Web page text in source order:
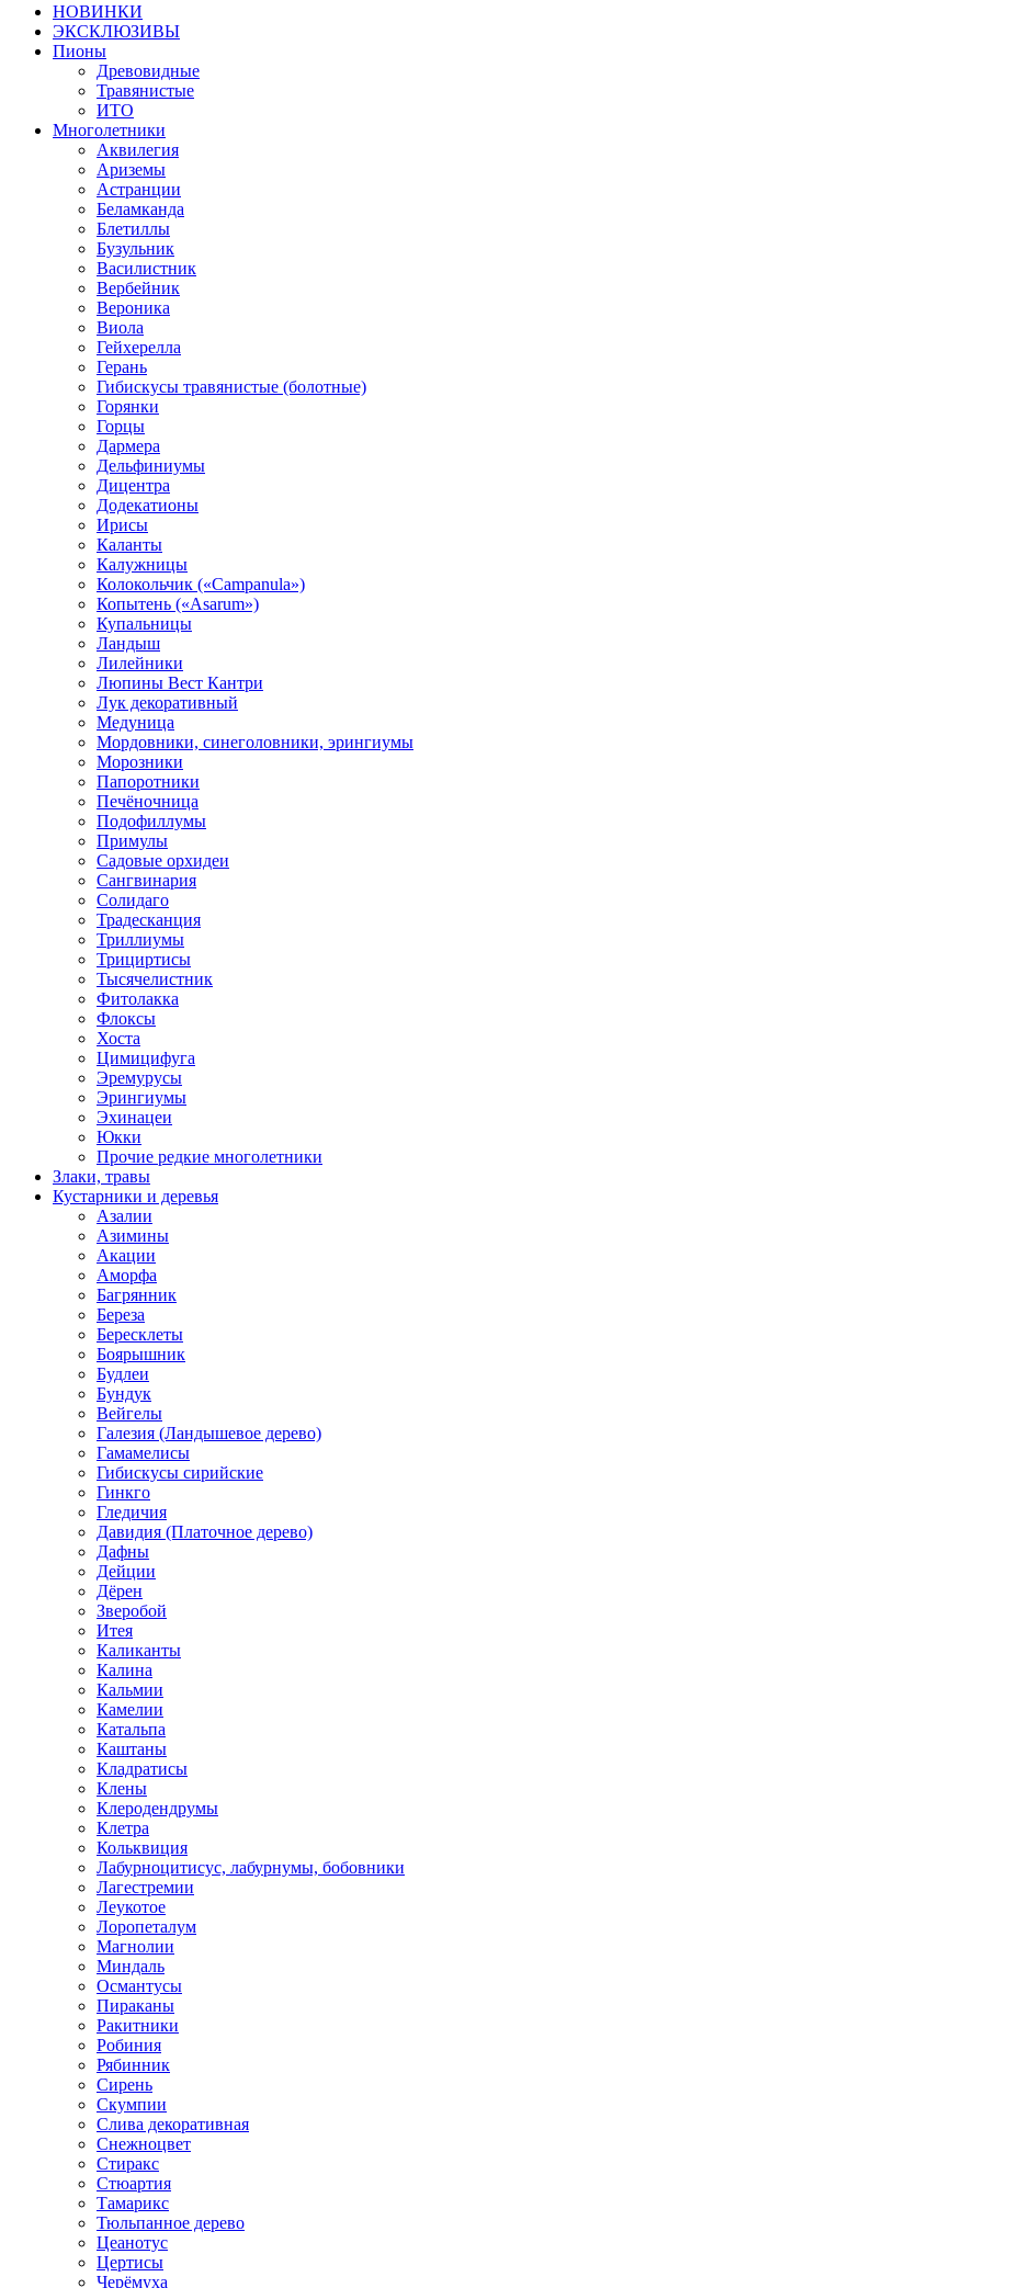
НОВИНКИ
ЭКСКЛЮЗИВЫ
Пионы
Древовидные
Травянистые
ИТО
Многолетники
Аквилегия
Ариземы
Астранции
Беламканда
Блетиллы
Бузульник
Василистник
Вербейник
Вероника
Виола
Гейхерелла
Герань
Гибискусы травянистые (болотные)
Горянки
Горцы
Дармера
Дельфиниумы
Дицентра
Додекатионы
Ирисы
Каланты
Калужницы
Колокольчик («Campanula»)
Копытень («Asarum»)
Купальницы
Ландыш
Лилейники
Люпины Вест Кантри
Лук декоративный
Медуница
Мордовники, синеголовники, эрингиумы
Морозники
Папоротники
Печёночница
Подофиллумы
Примулы
Садовые орхидеи
Сангвинария
Солидаго
Традесканция
Триллиумы
Трициртисы
Тысячелистник
Фитолакка
Флоксы
Хоста
Цимицифуга
Эремурусы
Эрингиумы
Эхинацеи
Юкки
Прочие редкие многолетники
Злаки, травы
Кустарники и деревья
Азалии
Азимины
Акации
Аморфа
Багрянник
Береза
Бересклеты
Боярышник
Будлеи
Бундук
Вейгелы
Галезия (Ландышевое дерево)
Гамамелисы
Гибискусы сирийские
Гинкго
Гледичия
Давидия (Платочное дерево)
Дафны
Дейции
Дёрен
Зверобой
Итея
Каликанты
Калина
Кальмии
Камелии
Катальпа
Каштаны
Кладратисы
Клены
Клеродендрумы
Клетра
Кольквиция
Лабурноцитисус, лабурнумы, бобовники
Лагестремии
Леукотое
Лоропеталум
Магнолии
Миндаль
Османтусы
Пираканы
Ракитники
Робиния
Рябинник
Сирень
Скумпии
Слива декоративная
Снежноцвет
Стиракс
Стюартия
Тамарикс
Тюльпанное дерево
Цеанотус
Цертисы
Черёмуха